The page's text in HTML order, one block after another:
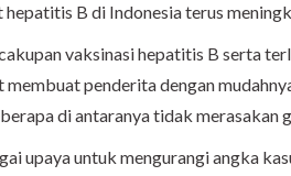
hepatitis B di Indonesia terus
vaksinasi hepatitis B serta
penderita dengan
di antaranya tidak merasakan
upaya untuk mengurangi angka